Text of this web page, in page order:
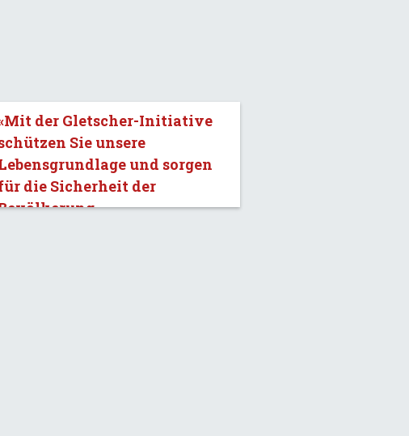
der Gletscher-Initiative
Sie unsere
und sorgen
die Sicherheit der